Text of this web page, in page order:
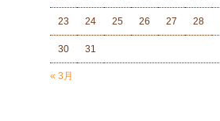
« 3月
23 24 25 26 27 28
30 31